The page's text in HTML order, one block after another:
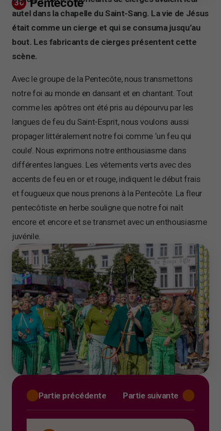
30
autel dans la chapelle du Saint-Sang. La vie de Jésus
était comme un cierge et qui se consuma jusqu’au
bout. Les fabricants de cierges présentent cette
scène.
Avec le groupe de la Pentecôte, nous transmettons
notre foi au monde en dansant et en chantant. Tout
comme les apôtres ont été pris au dépourvu par les
langues de feu du Saint-Esprit, nous voulons aussi
propager littéralement notre foi comme ‘un feu qui
coule’. Nous exprimons notre enthousiasme dans
différentes langues. Les vêtements verts avec des
accents de feu en or et rouge, indiquent le début frais
et fougueux que nous prenons à la Pentecôte. La fleur
pentecôtiste en herbe souligne que notre foi naît
encore et encore et se transmet avec un enthousiasme
juvénile.
Partie précédente Partie suivante